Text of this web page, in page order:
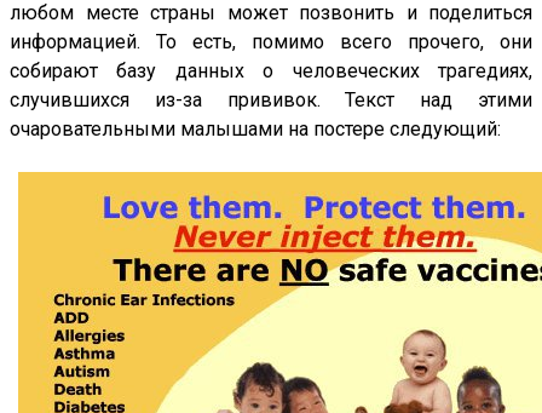
любом месте страны может позвонить и поделиться
информацией. То есть, помимо всего прочего, они
собирают базу данных о человеческих трагедиях,
случившихся из-за прививок. Текст над этими
очаровательными малышами на постере следующий: